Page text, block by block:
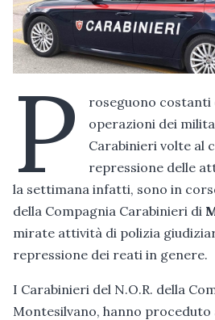
P
roseguono costanti
operazioni dei
Carabinieri volte al
repressione delle
la settimana infatti, sono in
della Compagnia Carabinieri di
mirate attività di polizia
repressione dei reati in genere.
I Carabinieri del N.O.R. della
Montesilvano, hanno proceduto